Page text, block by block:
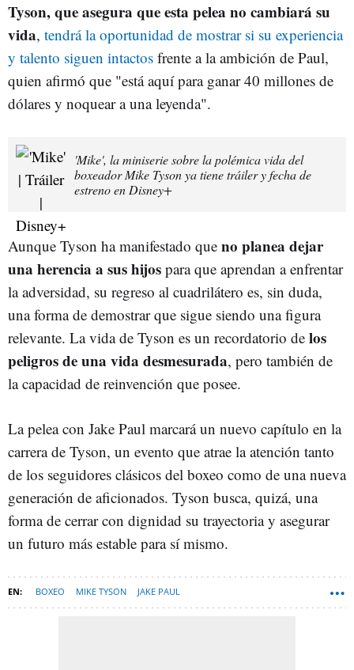
Tyson, que asegura que esta pelea no cambiará su
vida, tendrá la oportunidad de mostrar si su experiencia
y talento siguen intactos frente a la ambición de Paul,
quien afirmó que "está aquí para ganar 40 millones de
dólares y noquear a una leyenda".
'Mike', la miniserie sobre la polémica vida del
boxeador Mike Tyson ya tiene tráiler y fecha de
estreno en Disney+
Aunque Tyson ha manifestado que no planea dejar
una herencia a sus hijos para que aprendan a enfrentar
la adversidad, su regreso al cuadrilátero es, sin duda,
una forma de demostrar que sigue siendo una figura
relevante. La vida de Tyson es un recordatorio de los
peligros de una vida desmesurada, pero también de
la capacidad de reinvención que posee.
La pelea con Jake Paul marcará un nuevo capítulo en la
carrera de Tyson, un evento que atrae la atención tanto
de los seguidores clásicos del boxeo como de una nueva
generación de aficionados. Tyson busca, quizá, una
forma de cerrar con dignidad su trayectoria y asegurar
un futuro más estable para sí mismo.
BOXEO MIKE TYSON JAKE PAUL